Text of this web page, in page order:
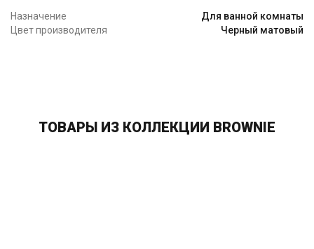
Назначение
Для ванной комнаты
Цвет производителя
Черный матовый
ТОВАРЫ ИЗ КОЛЛЕКЦИИ BROWNIE